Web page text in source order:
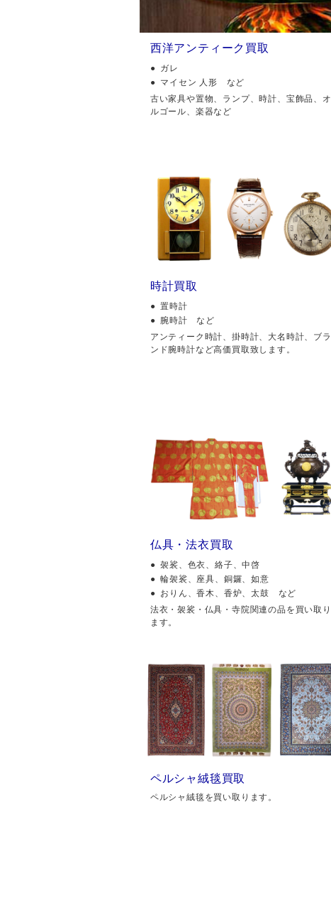
西洋アンティーク買取
ガレ
マイセン 人形 など
古い家具や置物、ランプ、時計、宝飾品、オ
ルゴール、楽器など
時計買取
置時計
腕時計 など
アンティーク時計、掛時計、大名時計、ブラ
ンド腕時計など高価買取致します。
仏具・法衣買取
袈裟、色衣、絡子、中啓
輪袈裟、座具、銅鑼、如意
おりん、香木、香炉、太鼓 など
法衣・袈裟・仏具・寺院関連の品を買い取り
ます。
ペルシャ絨毯買取
ペルシャ絨毯を買い取ります。